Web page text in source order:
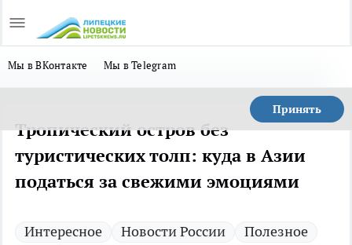
Мы в ВКонтакте Мы в Telegram
Принять
Тропический остров без
туристических толп: куда в Азии
податься за свежими эмоциями
Интересное Новости России
Полезное